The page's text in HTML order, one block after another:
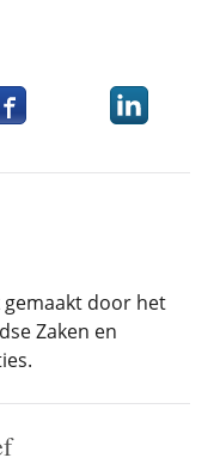
dit item opDeel dit
gemaakt door het
Zaken en